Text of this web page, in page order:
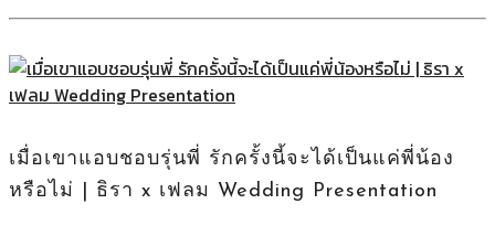
เมื่อเขาแอบชอบรุ่นพี่ รักครั้งนี้จะได้เป็นแค่พี่น้อง
หรือไม่ | ธิรา x เฟลม Wedding Presentation